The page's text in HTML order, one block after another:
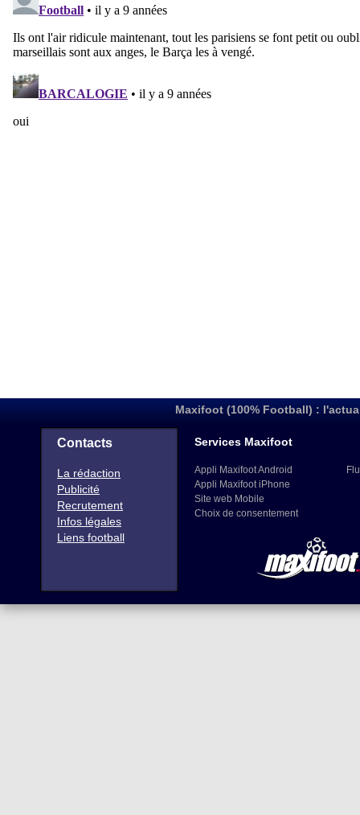
Maxifoot (100% Football) :
Contacts
La rédaction
Publicité
Recrutement
Infos légales
Liens football
Services Maxifoot
Appli Maxifoot Android
Appli Maxifoot iPhone
Site web Mobile
Choix de consentement